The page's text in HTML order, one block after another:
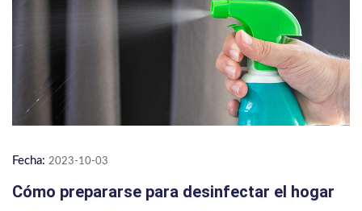
Fecha: 2023-10-03
Cómo prepararse para desinfectar el hogar